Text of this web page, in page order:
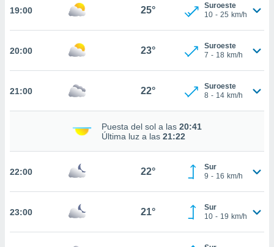
sean
el sitio
para
ni para
no
abono
19:00 25°
Suroeste
10 - 25 km/h
20:00 23°
Suroeste
7 - 18 km/h
21:00 22°
Suroeste
8 - 14 km/h
Puesta del sol a las 20:41
Última luz a las 21:22
22:00 22°
Sur
9 - 16 km/h
23:00 21°
Sur
10 - 19 km/h